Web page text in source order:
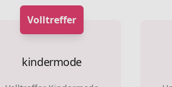
Volltreffer
kindermode